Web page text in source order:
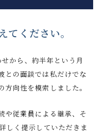
てください。
から、約半年という月
との面談では私だけでな
向性を模索しました。
や従業員による継承、そ
しく提示していただきま